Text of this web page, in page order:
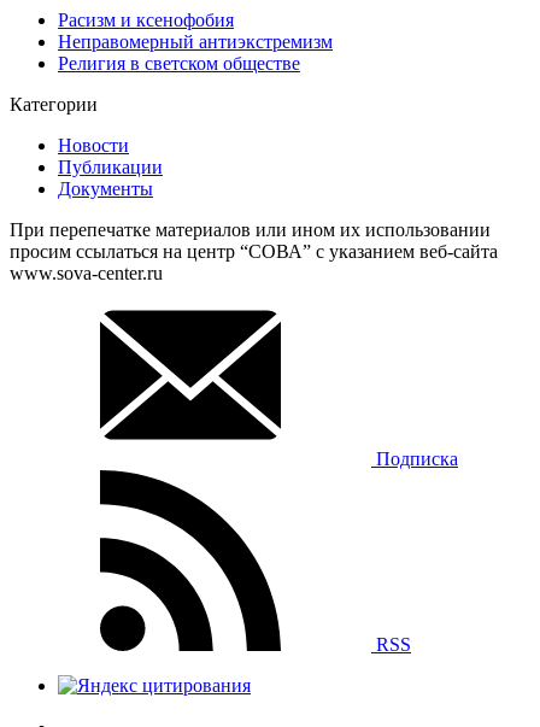
Расизм и ксенофобия
Неправомерный антиэкстремизм
Религия в светском обществе
Категории
Новости
Публикации
Документы
При перепечатке материалов или ином их использовании
просим ссылаться на центр “СОВА” с указанием веб-сайта
www.sova-center.ru
Подписка
RSS